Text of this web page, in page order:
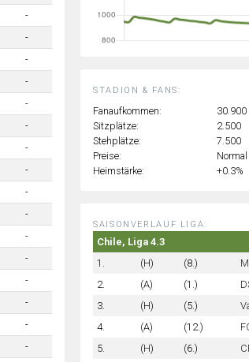
-
-
-
-
-
-
-
-
-
-
-
-
-
-
-
-
STADION & FANS:
Fanaufkommen:
30.900
Sitzplätze:
2.500
Stehplätze:
7.500
Preise:
Normal
Heimstärke:
+0.3%
SAISONVERLAUF LIGA:
Chile, Liga 4.3
1.
(H) (8.)
2.
(A) (1.)
3.
(H) (5.)
4.
(A) (12.)
5.
(H) (6.)